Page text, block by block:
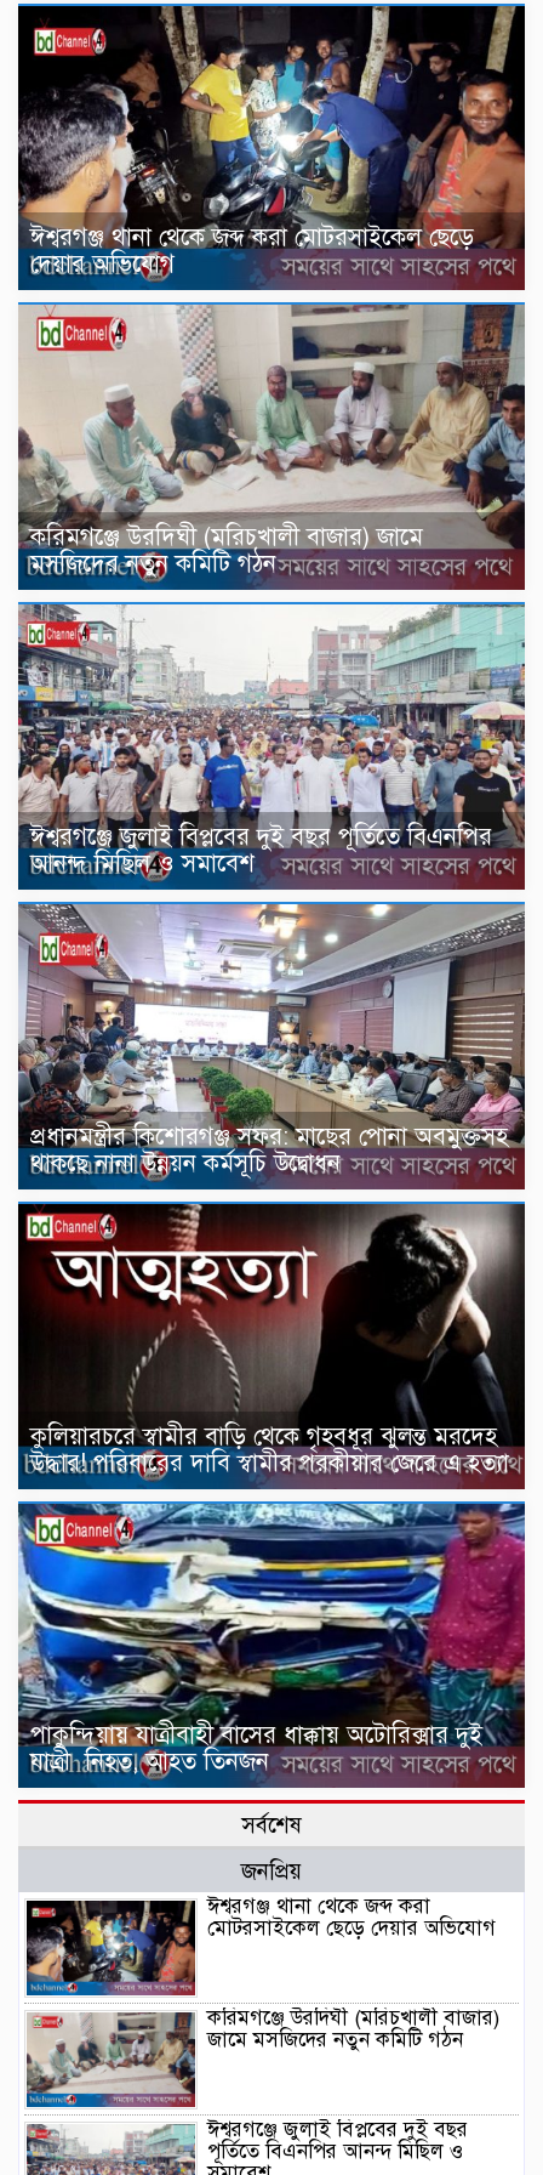
ঈশ্বরগঞ্জ থানা থেকে জব্দ করা মোটরসাইকেল ছেড়ে
দেয়ার অভিযোগ
করিমগঞ্জে উরদিঘী (মরিচখালী বাজার) জামে
মসজিদের নতুন কমিটি গঠন
ঈশ্বরগঞ্জে জুলাই বিপ্লবের দুই বছর পূর্তিতে বিএনপির
আনন্দ মিছিল ও সমাবেশ
প্রধানমন্ত্রীর কিশোরগঞ্জ সফর: মাছের পোনা অবমুক্তসহ
থাকছে নানা উন্নয়ন কর্মসূচি উদ্বোধন
কুলিয়ারচরে স্বামীর বাড়ি থেকে গৃহবধূর ঝুলন্ত মরদেহ
উদ্ধার! পরিবারের দাবি স্বামীর পরকীয়ার জেরে এ হত্যা
পাকুন্দিয়ায় যাত্রীবাহী বাসের ধাক্কায় অটোরিক্সার দুই
যাত্রী নিহত, আহত তিনজন
সর্বশেষ
জনপ্রিয়
ঈশ্বরগঞ্জ থানা থেকে জব্দ করা
মোটরসাইকেল ছেড়ে দেয়ার অভিযোগ
করিমগঞ্জে উরদিঘী (মরিচখালী বাজার)
জামে মসজিদের নতুন কমিটি গঠন
ঈশ্বরগঞ্জে জুলাই বিপ্লবের দুই বছর
পূর্তিতে বিএনপির আনন্দ মিছিল ও